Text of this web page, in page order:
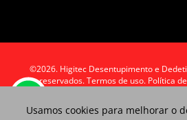
©2026. Higitec Desentupimento e
reservados.Termos de uso. Política
Usamos cookies para melhorar o